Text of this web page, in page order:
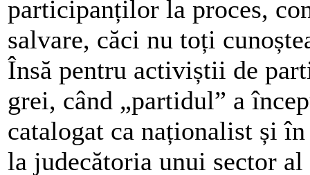
participanților la proces,
salvare, căci nu toți
Însă pentru activiștii de
grei, când „partidul” a
catalogat ca naționalist și
la judecătoria unui sector